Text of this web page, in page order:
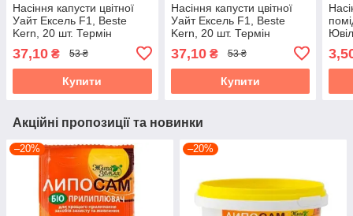
Насіння капусти цвітної
Уайт Ексель F1, Beste
Kern, 20 шт. Термін
придатності до 31.10.2026
37,10 ₴ 53 ₴
Купити
Насіння капусти цвітної
Уайт Ексель F1, Beste
Kern, 20 шт. Термін
придатності до 31.10.2026
37,10₴ 53 ₴
Купити
Акційні пропозиції та новинки
–20% –20%